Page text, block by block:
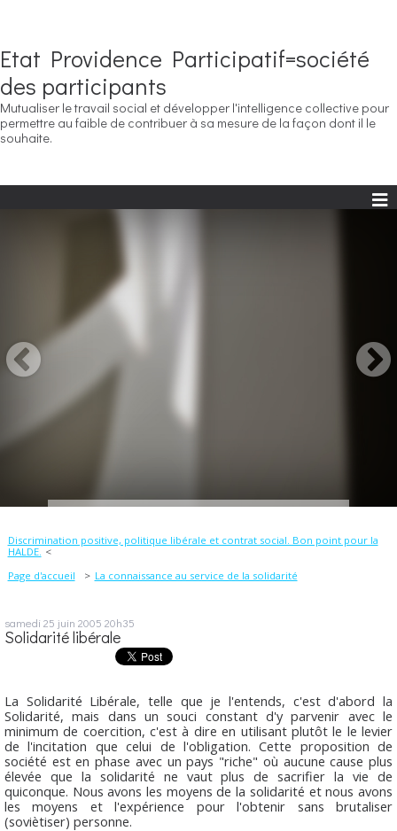
Etat Providence Participatif=société
des participants
Mutualiser le travail social et développer l'intelligence collective pour
permettre au faible de contribuer à sa mesure de la façon dont il le
souhaite.
Discrimination positive, politique libérale et contrat social. Bon point pour la
HALDE.
Page d'accueil
La connaissance au service de la solidarité
samedi 25 juin 2005 20h35
Solidarité libérale
La Solidarité Libérale, telle que je l'entends, c'est d'abord la
Solidarité, mais dans un souci constant d'y parvenir avec le
minimum de coercition, c'est à dire en utilisant plutôt le le levier
de l'incitation que celui de l'obligation. Cette proposition de
société est en phase avec un pays "riche" où aucune cause plus
élevée que la solidarité ne vaut plus de sacrifier la vie de
quiconque. Nous avons les moyens de la solidarité et nous avons
les moyens et l'expérience pour l'obtenir sans brutaliser
(soviètiser) personne.